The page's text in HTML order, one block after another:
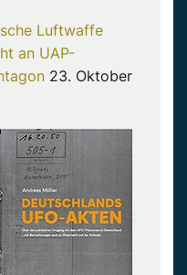
Luftwaffe
an UAP-
23. Oktober